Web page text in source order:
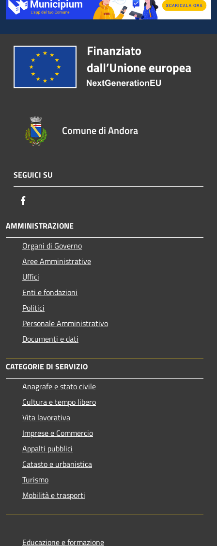
Comune di Andora
SEGUICI SU
AMMINISTRAZIONE
Organi di Governo
Aree Amministrative
Uffici
Enti e fondazioni
Politici
Personale Amministrativo
Documenti e dati
CATEGORIE DI SERVIZIO
Anagrafe e stato civile
Cultura e tempo libero
Vita lavorativa
Imprese e Commercio
Appalti pubblici
Catasto e urbanistica
Turismo
Mobilità e trasporti
Educazione e formazione